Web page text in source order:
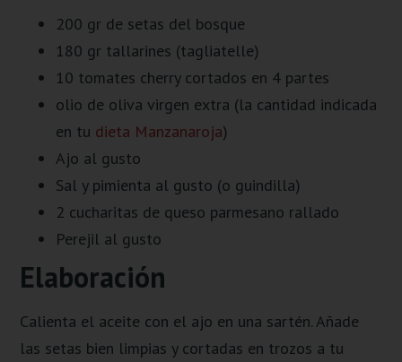
200 gr de setas del bosque
180 gr tallarines (tagliatelle)
10 tomates cherry cortados en 4 partes
olio de oliva virgen extra (la cantidad indicada
en tu dieta Manzanaroja)
Ajo al gusto
Sal y pimienta al gusto (o guindilla)
2 cucharitas de queso parmesano rallado
Perejil al gusto
Elaboración
Calienta el aceite con el ajo en una sartén. Añade
las setas bien limpias y cortadas en trozos a tu